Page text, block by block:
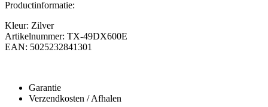
Productinformatie:
Kleur: Zilver
Artikelnummer: TX-49DX600E
EAN: 5025232841301
Garantie
Verzendkosten / Afhalen